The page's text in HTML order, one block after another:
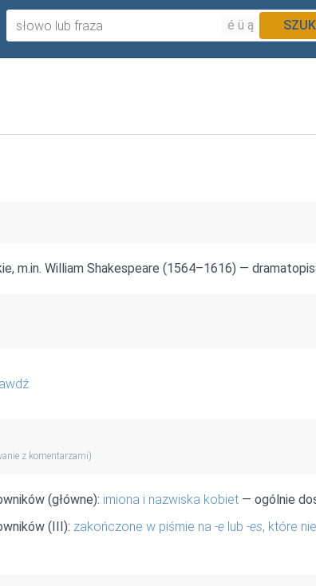
é ü ą
m.in. William Shakespeare (1564–1616) —
z komentarzami)
(główne): imiona i nazwiska kobiet — ogólnie
(III): zakończone w piśmie na -e lub -es, które